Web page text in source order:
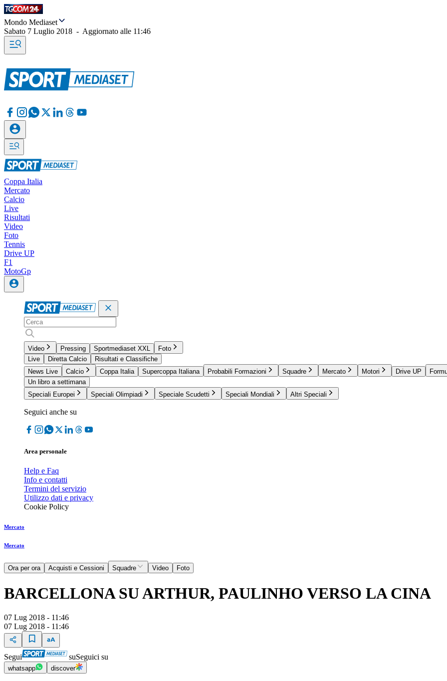
Mondo Mediaset
Sabato 7 Luglio 2018 - Aggiornato alle 11:46
Coppa Italia
Mercato
Calcio
Live
Risultati
Video
Foto
Tennis
Drive UP
F1
MotoGp
Video Pressing Sportmediaset XXL
Foto
Live
Diretta Calcio
Risultati e Classifiche
News Live
Calcio Coppa Italia Supercoppa Italiana Probabili Formazioni Squadre Mercato Motori Drive UP
Un libro a settimana
Speciali Europei
Speciali Olimpiadi Speciale Scudetti Speciali Mondiali Altri Speciali
Seguici anche su
Area personale
Help e Faq
Info e contatti
Termini del servizio
Utilizzo dati e privacy
Cookie Policy
Mercato
Mercato
Ora per ora Acquisti e Cessioni Squadre Video Foto
BARCELLONA SU ARTHUR, PAULINHO VERSO LA CINA
07 Lug 2018 - 11:46
07 Lug 2018 - 11:46
Segui suSeguici su
whatsapp discover